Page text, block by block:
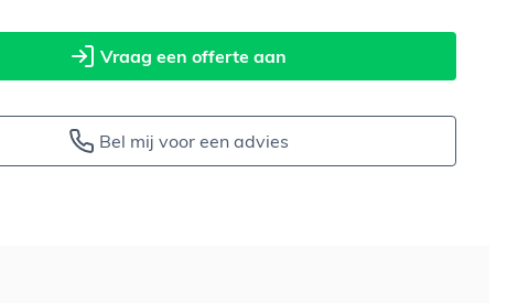
Vraag een offerte aan
Bel mij voor een advies